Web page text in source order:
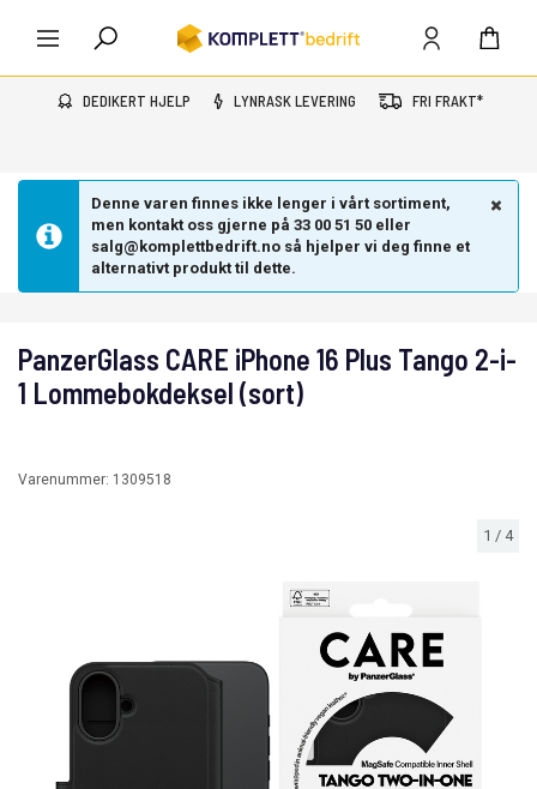
DEDIKERT HJELP LYNRASK LEVERING FRI FRAKT*
Denne varen finnes ikke lenger i vårt sortiment,
men kontakt oss gjerne på 33 00 51 50 eller
salg@komplettbedrift.no så hjelper vi deg finne et
alternativt produkt til dette.
1 / 4
PanzerGlass CARE iPhone 16 Plus Tango 2-i-
1 Lommebokdeksel (sort)
Varenummer: 1309518